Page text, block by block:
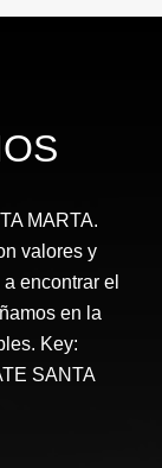
MARTA.
valores y
encontrar el
en la
Key:
SANTA